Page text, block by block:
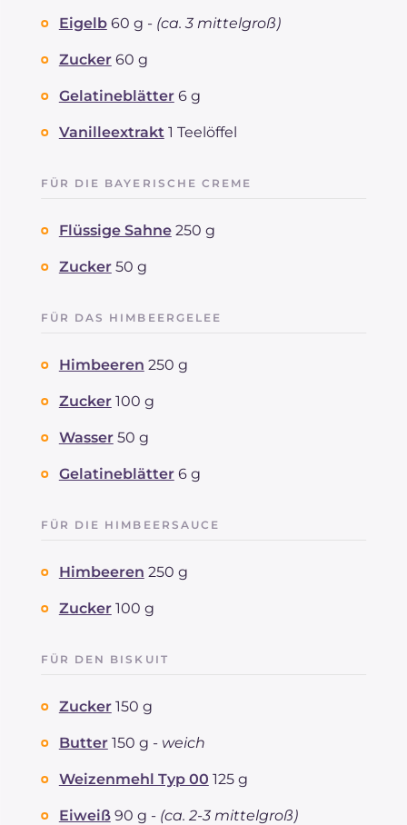
Eigelb 60 g - (ca. 3 mittelgroß)
Zucker 60 g
Gelatineblätter 6 g
Vanilleextrakt 1 Teelöffel
FÜR DIE BAYERISCHE CREME
Flüssige Sahne 250 g
Zucker 50 g
FÜR DAS HIMBEERGELEE
Himbeeren 250 g
Zucker 100 g
Wasser 50 g
Gelatineblätter 6 g
FÜR DIE HIMBEERSAUCE
Himbeeren 250 g
Zucker 100 g
FÜR DEN BISKUIT
Zucker 150 g
Butter 150 g - weich
Weizenmehl Typ 00 125 g
Eiweiß 90 g - (ca. 2-3 mittelgroß)